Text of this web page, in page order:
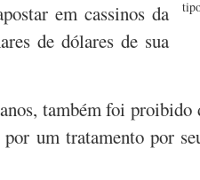
em cassinos da
de dólares de sua
também foi proibido
por um tratamento por